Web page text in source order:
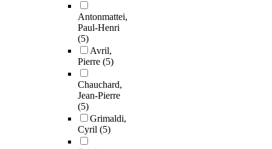
Antonmattei,
Paul-Henri
(5)
Avril,
Pierre (5)
Chauchard,
Jean-Pierre
(5)
Grimaldi,
Cyril (5)